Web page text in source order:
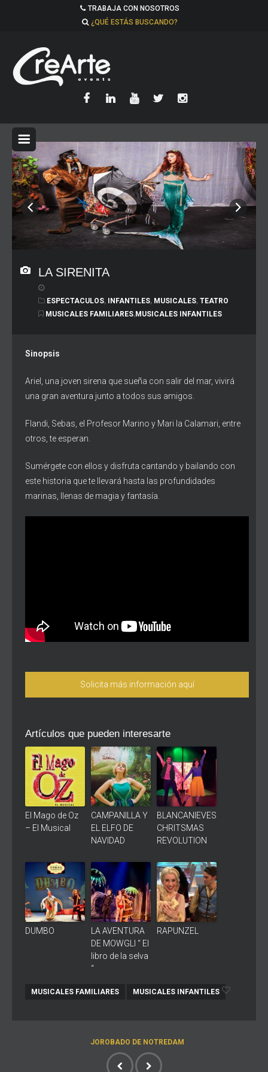
TRABAJA CON NOSOTROS
¿QUÉ ESTÁS BUSCANDO?
LA SIRENITA
ESPECTACULOS, INFANTILES, MUSICALES, TEATRO
MUSICALES FAMILIARES,MUSICALES INFANTILES
Sinopsis
Ariel, una joven sirena que sueña con salir del mar, vivirá
una gran aventura junto a todos sus amigos.
Flandi, Sebas, el Profesor Marino y Mari la Calamari, entre
otros, te esperan.
Sumérgete con ellos y disfruta cantando y bailando con
este historia que te llevará hasta las profundidades
marinas, llenas de magia y fantasía.
Solicita más información aquí
Artículos que pueden interesarte
El Mago de Oz
– El Musical
CAMPANILLA Y
EL ELFO DE
NAVIDAD
BLANCANIEVES
CHRITSMAS
REVOLUTION
DUMBO
LA AVENTURA
DE MOWGLI “ El
libro de la selva
“
RAPUNZEL
MUSICALES FAMILIARES MUSICALES INFANTILES
JOROBADO DE NOTREDAM